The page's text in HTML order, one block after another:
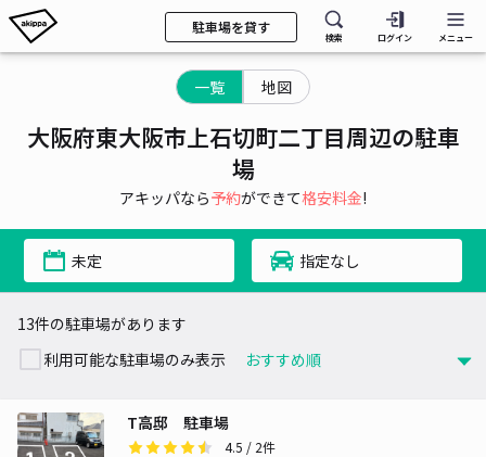
駐車場を貸す
検索 ログイン メニュー
一覧 地図
大阪府東大阪市上石切町二丁目周辺の駐車
場
アキッパなら予約ができて格安料金!
未定 指定なし
13件の駐車場があります
利用可能な駐車場のみ表示
T高邸 駐車場
4.5 / 2件